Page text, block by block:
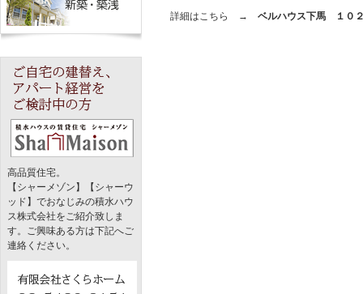
高品質住宅。
【シャーメゾン】【シャーウ
ッド】でおなじみの積水ハウ
ス株式会社をご紹介致しま
す。ご興味ある方は下記へご
連絡ください。
詳細はこちら → ベルハウス下馬 １０